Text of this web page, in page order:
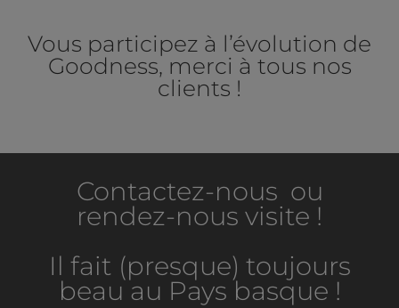
Vous participez à l’évolution de
Goodness, merci à tous nos
clients !
Contactez-nous ou
rendez-nous visite !
Il fait (presque) toujours
beau au Pays basque !